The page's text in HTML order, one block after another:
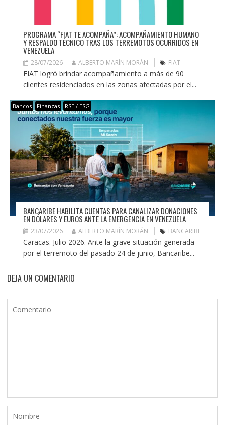
PROGRAMA “FIAT TE ACOMPAÑA”: ACOMPAÑAMIENTO HUMANO
Y RESPALDO TÉCNICO TRAS LOS TERREMOTOS OCURRIDOS EN
VENEZUELA
28/07/2026 ALBERTO MARÍN MORÁN FIAT
FIAT logró brindar acompañamiento a más de 90
clientes residenciados en las zonas afectadas por el...
Bancos Finanzas RSE / ESG
BANCARIBE HABILITA CUENTAS PARA CANALIZAR DONACIONES
EN DÓLARES Y EUROS ANTE LA EMERGENCIA EN VENEZUELA
23/07/2026 ALBERTO MARÍN MORÁN BANCARIBE
Caracas. Julio 2026. Ante la grave situación generada
por el terremoto del pasado 24 de junio, Bancaribe...
DEJA UN COMENTARIO